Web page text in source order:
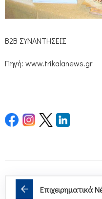
Β2Β ΣΥΝΑΝΤΗΣΕΙΣ
Πηγή: www.trikalanews.gr
Επιχειρηματικά